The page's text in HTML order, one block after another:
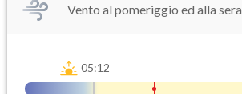
Vento al pomeriggio ed alla sera
05:12